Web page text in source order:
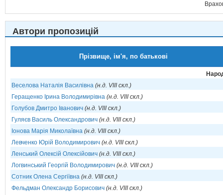
Автори пропозицій
Прізвище, ім'я, по батькові
Веселова Наталія Василівна (н.д. VIII скл.)
Геращенко Ірина Володимирівна (н.д. VIII скл.)
Голубов Дмитро Іванович (н.д. VIII скл.)
Гуляєв Василь Олександрович (н.д. VIII скл.)
Іонова Марія Миколаївна (н.д. VIII скл.)
Левченко Юрій Володимирович (н.д. VIII скл.)
Ленський Олексій Олексійович (н.д. VIII скл.)
Логвинський Георгій Володимирович (н.д. VIII скл.)
Сотник Олена Сергіївна (н.д. VIII скл.)
Фельдман Олександр Борисович (н.д. VIII скл.)